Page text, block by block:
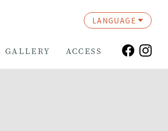
GALLERY ACCESS
LANGUAGE